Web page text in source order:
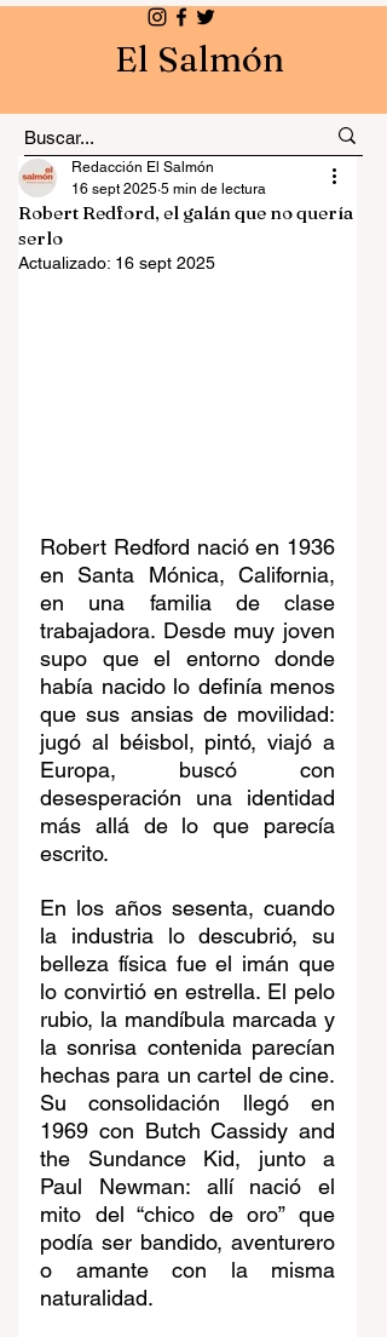
El Salmón
Robert Redford, el galán que no quería
serlo
Redacción El Salmón
16 sept 2025 5 min de lectura
Actualizado: 16 sept 2025
Robert Redford nació en 1936
en Santa Mónica, California,
en una familia de clase
trabajadora. Desde muy joven
supo que el entorno donde
había nacido lo definía menos
que sus ansias de movilidad:
jugó al béisbol, pintó, viajó a
Europa, buscó con
desesperación una identidad
más allá de lo que parecía
escrito.
En los años sesenta, cuando
la industria lo descubrió, su
belleza física fue el imán que
lo convirtió en estrella. El pelo
rubio, la mandíbula marcada y
la sonrisa contenida parecían
hechas para un cartel de cine.
Su consolidación llegó en
1969 con Butch Cassidy and
the Sundance Kid, junto a
Paul Newman: allí nació el
mito del “chico de oro” que
podía ser bandido, aventurero
o amante con la misma
naturalidad.